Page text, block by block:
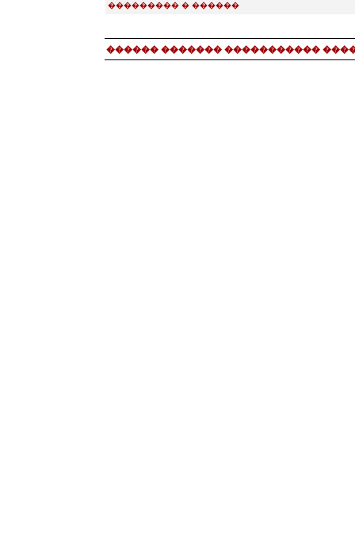
��������� � ������
������ ������� �����������